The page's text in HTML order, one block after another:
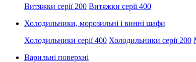
Витяжки серії 200 Витяжки серії 400
Холодильники, морозильні і винні шафи
Холодильники серії 400 Холодильники серії 200
Варильні поверхні